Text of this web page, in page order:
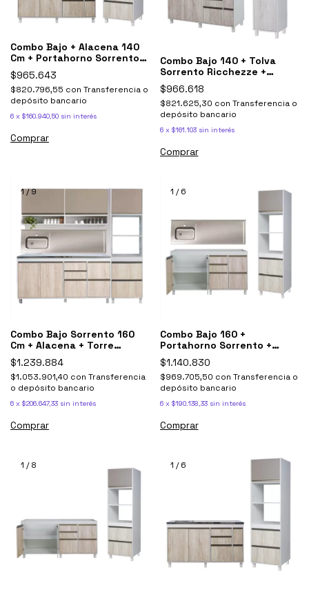
Combo Bajo + Alacena 140
Cm + Portahorno Sorrento
Ricchezze
$965.643
$820.796,55 con Transferencia o
depósito bancario
6 x $160.940,50 sin interés
Comprar
Combo Bajo 140 + Tolva
Sorrento Ricchezze +
Mesada Johnson
$966.618
$821.625,30 con Transferencia o
depósito bancario
6 x $161.103 sin interés
Comprar
1/9
Combo Bajo Sorrento 160
Cm + Alacena + Torre
+mesada Johnson
$1.239.884
$1.053.901,40 con Transferencia
o depósito bancario
6 x $206.647,33 sin interés
Comprar
1 /6
Combo Bajo 160 +
Portahorno Sorrento +
Mesada Johnson Simple
$1.140.830
$969.705,50 con Transferencia o
depósito bancario
6 x $190.138,33 sin interés
Comprar
1 /8 1 /6